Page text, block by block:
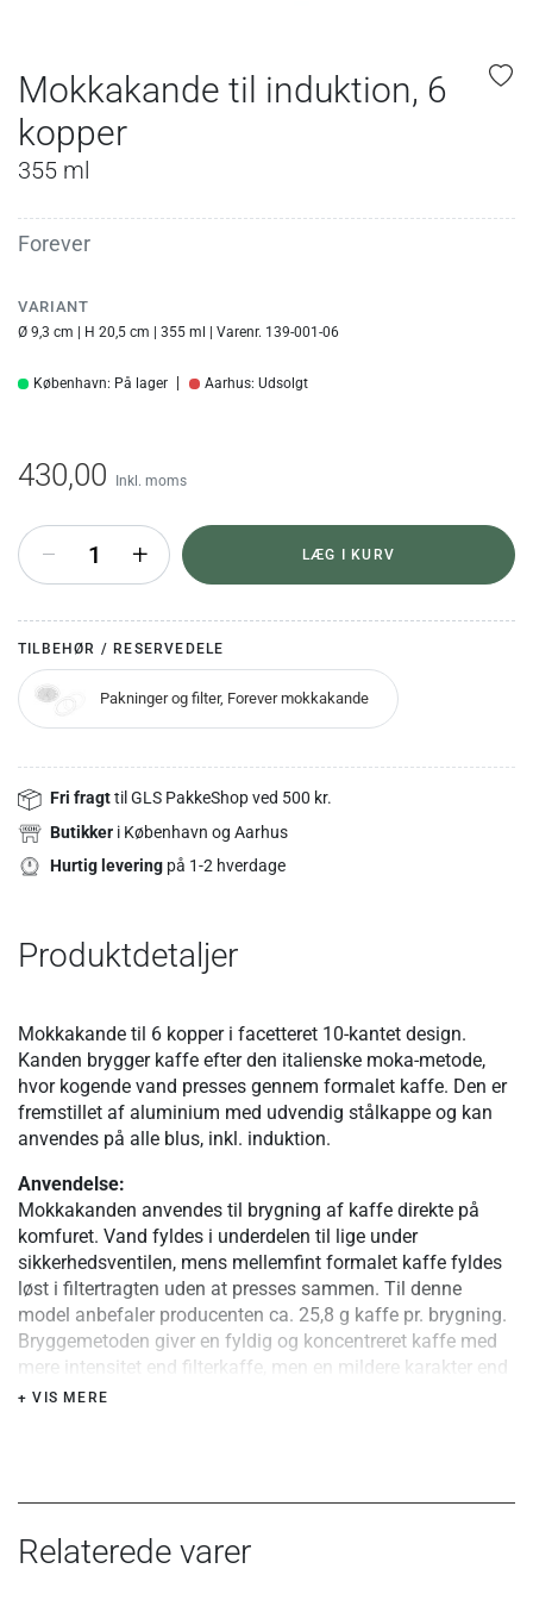
Mokkakande til induktion, 6
kopper
355 ml
Forever
VARIANT
Ø 9,3 cm | H 20,5 cm | 355 ml | Varenr. 139-001-06
København: På lager Aarhus: Udsolgt
430,00 Inkl. moms
+ LÆG I KURV
TILBEHØR / RESERVEDELE
Pakninger og filter, Forever mokkakande
Fri fragttil GLS PakkeShop ved 500 kr.
Butikker i København og Aarhus
Hurtig levering på 1-2 hverdage
Produktdetaljer
Mokkakande til 6 kopper i facetteret 10-kantet design.
Kanden brygger kaffe efter den italienske moka-metode,
hvor kogende vand presses gennem formalet kaffe. Den er
fremstillet af aluminium med udvendig stålkappe og kan
anvendes på alle blus, inkl. induktion.
Anvendelse:
Mokkakanden anvendes til brygning af kaffe direkte på
komfuret. Vand fyldes i underdelen til lige under
sikkerhedsventilen, mens mellemfint formalet kaffe fyldes
løst i filtertragten uden at presses sammen. Til denne
model anbefaler producenten ca. 25,8 g kaffe pr. brygning.
Bryggemetoden giver en fyldig og koncentreret kaffe med
mere intensitet end filterkaffe, men en mildere karakter end
espresso.
skruefastgjort håndtag samt lågknop med metalindsats.
Håndtag og knop er fremstillet af varmebestandig sort
+ VIS MERE
Relaterede varer